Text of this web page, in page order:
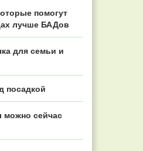
помогут
лучше БАДов
для семьи и
посадкой
можно сейчас